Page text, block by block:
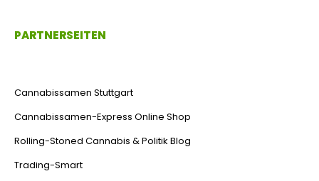
PARTNERSEITEN
Cannabissamen Stuttgart
Cannabissamen-Express Online Shop
Rolling-Stoned Cannabis & Politik Blog
Trading-Smart